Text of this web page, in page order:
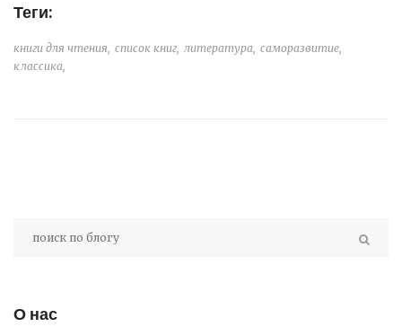
Теги:
книги для чтения, список книг, литература, саморазвитие,
классика,
О нас